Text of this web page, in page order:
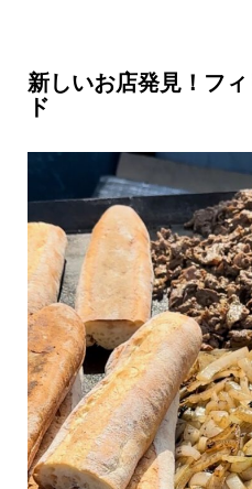
新しいお店発見！フ
ド